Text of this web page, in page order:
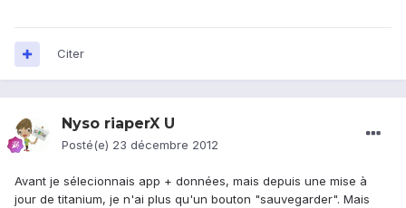
Citer
Nyso riaperX U
Posté(e) 23 décembre 2012
Avant je sélecionnais app + données, mais depuis une mise à
jour de titanium, je n'ai plus qu'un bouton "sauvegarder". Mais